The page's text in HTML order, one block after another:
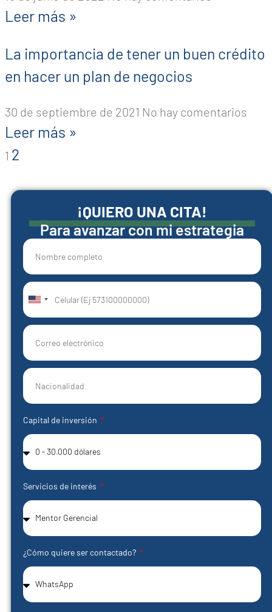
Leer más »
La importancia de tener un buen crédito
en hacer un plan de negocios
30 de septiembre de 2021 No hay comentarios
Leer más »
1 2
¡QUIERO UNA CITA!
Para avanzar con mi estrategia
United
States
+1
Capital de inversión
Servicios de interés
¿Cómo quiere ser contactado?